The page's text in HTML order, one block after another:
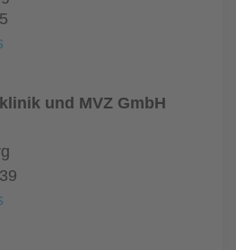
und MVZ GmbH